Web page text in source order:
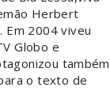
Herbert
Em 2004 viveu
Globo e
também
o texto de